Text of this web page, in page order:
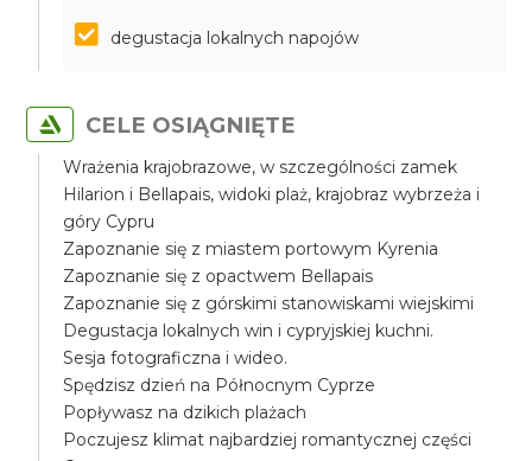
degustacja lokalnych napojów
CELE OSIĄGNIĘTE
Wrażenia krajobrazowe, w szczególności zamek
Hilarion i Bellapais, widoki plaż, krajobraz wybrzeża i
góry Cypru
Zapoznanie się z miastem portowym Kyrenia
Zapoznanie się z opactwem Bellapais
Zapoznanie się z górskimi stanowiskami wiejskimi
Degustacja lokalnych win i cypryjskiej kuchni.
Sesja fotograficzna i wideo.
Spędzisz dzień na Północnym Cyprze
Popływasz na dzikich plażach
Poczujesz klimat najbardziej romantycznej części